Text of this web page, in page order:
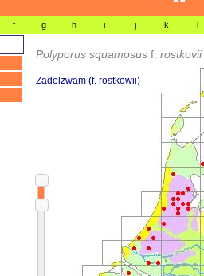
f g h i j k l
Polyporus squamosus f. rostkovii
Zadelzwam (f. rostkowii)